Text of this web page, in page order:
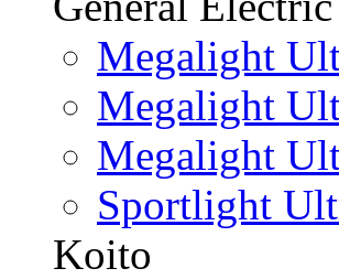
Megalight
Megalight
Megalight
Sportlight
Koito